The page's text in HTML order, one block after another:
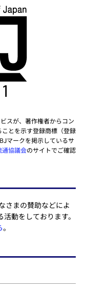
スが、著作権者からコン
とを示す登録商標（登録
マークを掲示しているサ
通協議会のサイトでご確認
さまの賛助などによ
動をしております。
。